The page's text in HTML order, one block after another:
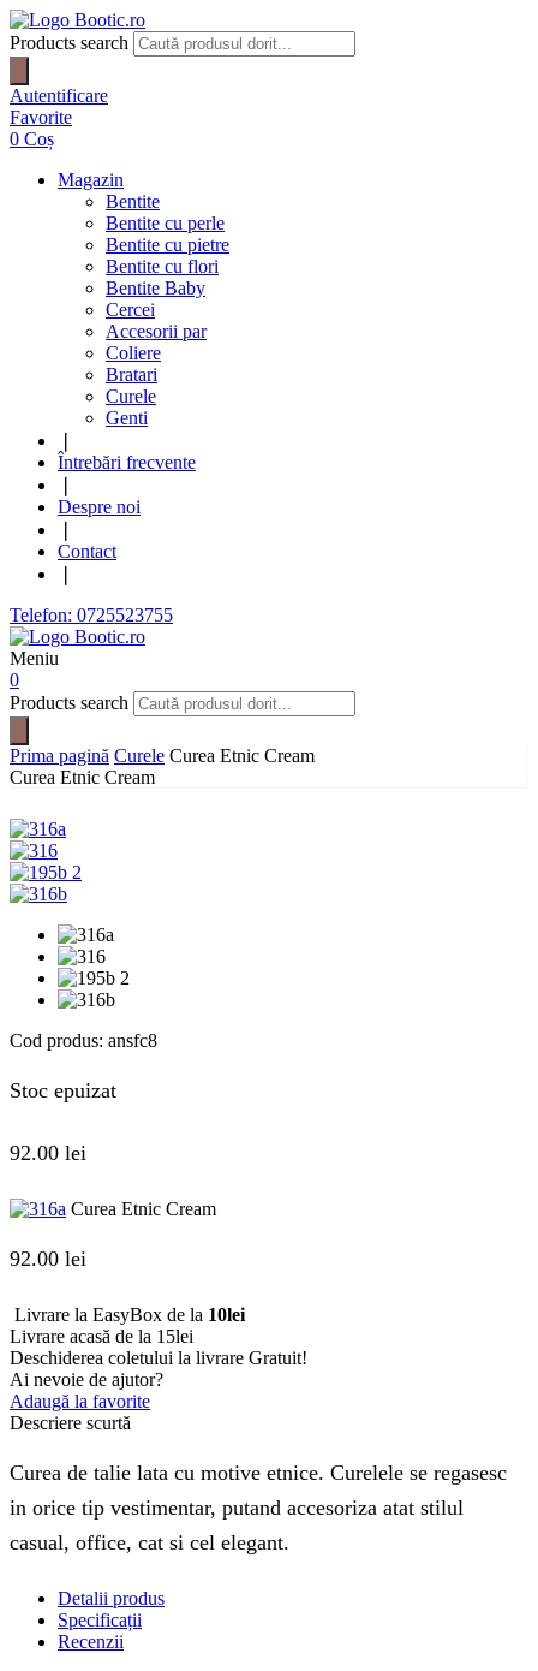
Products search
Autentificare
Favorite
0 Coș
Magazin
Bentite
Bentite cu perle
Bentite cu pietre
Bentite cu flori
Bentite Baby
Cercei
Accesorii par
Coliere
Bratari
Curele
Genti
Întrebări frecvente
Despre noi
Contact
Telefon: 0725523755
Meniu
0
Products search
Prima pagină Curele Curea Etnic Cream
Curea Etnic Cream
Cod produs: ansfc8
Stoc epuizat
92.00 lei
Curea Etnic Cream
92.00 lei
Livrare la EasyBox de la 10lei
Livrare acasă de la 15lei
Deschiderea coletului la livrare Gratuit!
Ai nevoie de ajutor?
Adaugă la favorite
Descriere scurtă
Curea de talie lata cu motive etnice. Curelele se regasesc
in orice tip vestimentar, putand accesoriza atat stilul
casual, office, cat si cel elegant.
Detalii produs
Specificații
Recenzii